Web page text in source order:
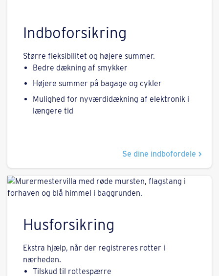
Indboforsikring
Større fleksibilitet og højere summer.
Bedre dækning af smykker
Højere summer på bagage og cykler
Mulighed for nyværdidækning af elektronik i
længere tid
Se dine indbofordele
Husforsikring
Ekstra hjælp, når der registreres rotter i
nærheden.
Tilskud til rottespærre